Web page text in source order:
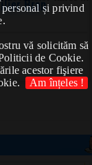
personal și privind
vă solicităm să
de Cookie.
acestor fişiere
Am înțeles !
Bran